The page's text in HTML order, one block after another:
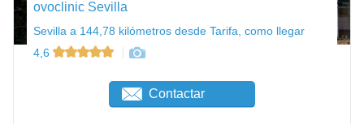
ovoclinic Sevilla
Sevilla a 144,78 kilómetros desde Tarifa, como llegar
4,6
Contactar